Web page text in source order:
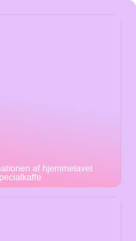
af hjemmelavet